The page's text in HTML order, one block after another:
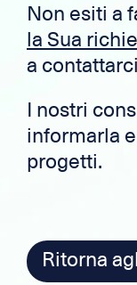
Non esiti a
la Sua
a
I nostri
informarla
progetti.
Ritorna